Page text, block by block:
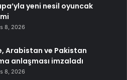
yeni nesil oyuncak
8, 2026
Arabistan ve Pakistan
anlaşması imzaladı
8, 2026